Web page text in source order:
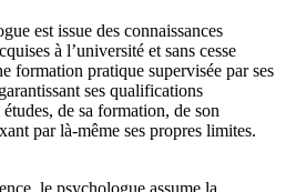
est issue des connaissances
à l’université et sans cesse
formation pratique supervisée par ses
ses qualifications
de sa formation, de son
par là-même ses propres limites.